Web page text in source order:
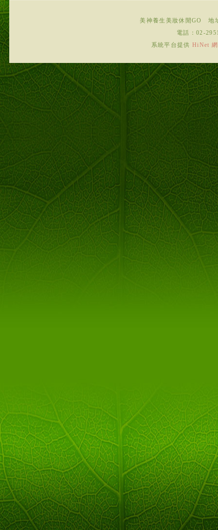
美神養生美妝休閒GO
地
電話： 02-
系統平台提供HiNet